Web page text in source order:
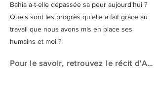
​Bahia a-t-elle dépassée sa peur aujourd'hui ?
Quels sont les progrès qu'elle a fait grâce au
travail que nous avons mis en place ses
humains et moi ?
Pour le savoir, retrouvez le récit d'Aurore en cliquant ici